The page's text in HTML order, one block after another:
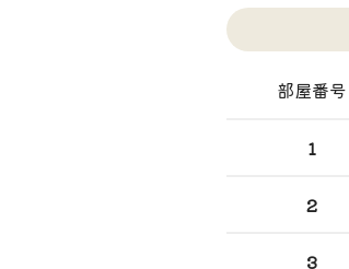
部屋番号
1
2
3